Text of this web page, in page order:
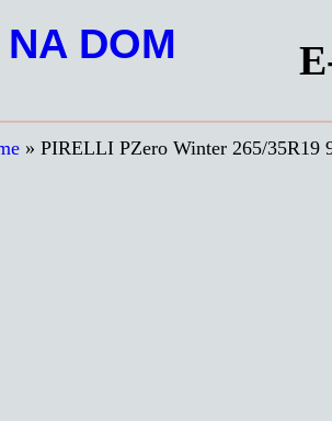
DOM
» PIRELLI PZero Winter 265/35R19